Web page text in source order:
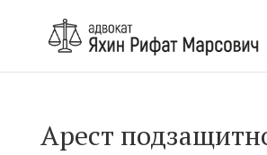
Арест